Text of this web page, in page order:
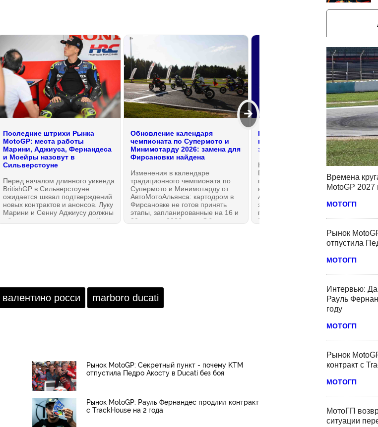
Времена
MotoGP
МОТОГП
Рынок
отпустила
МОТОГП
Интервью:
Рауль
году
МОТОГП
Рынок
контракт с
МОТОГП
МотоГП
ситуации
🡲
Последние штрихи Рынка
MotoGP: места работы
Марини, Аджиуса, Фернандеса
и Моейры назовут в
Сильверстоуне
Перед началом длинного уикенда
BritishGP в Сильверстоуне
ожидается шквал подтверждений
новых контрактов и анонсов. Луку
Марини и Сенну Аджиусу должны
объявить напарниками одной
Обновление календаря
чемпионата по Супермото и
Минимотарду 2026: замена для
Фирсановки найдена
Изменения в календаре
традиционного чемпионата по
Супермото и Минимотарду от
АвтоМотоАльянса: картодром в
Фирсановке не готов принять
этапы, запланированные на 16 и
30 августа 2026 года. Объявлено
Компания Patritalia заявила о
намерении приобрести Ducati
за 2.5 миллиарда евро
Несмотря на все заявления
Ducati об отсутствии намерений о
продаже итальянского бренда
немецкой Группой Volkswagen-
Audi (VAG), итальянская Patritalia
заявила о подлинности своего
предложения о выкупе завода из
Борго-Панигале за рекордную
сумму в 2.5 миллиарда евро, что
почти вдвое превышает
оценочную стоимость компании.
валентино росси marboro ducati
Рынок MotoGP: Секретный пункт - почему KTM
отпустила Педро Акосту в Ducati без боя
Рынок MotoGP: Рауль Фернандес продлил контракт
с TrackHouse на 2 года